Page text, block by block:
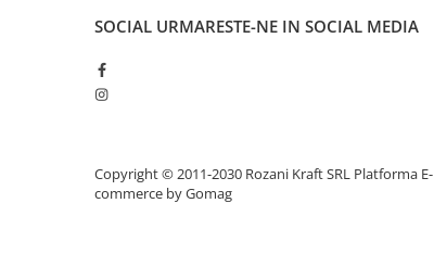
SOCIAL URMARESTE-NE IN SOCIAL MEDIA
Copyright © 2011-2030 Rozani Kraft SRL Platforma E-
commerce by Gomag